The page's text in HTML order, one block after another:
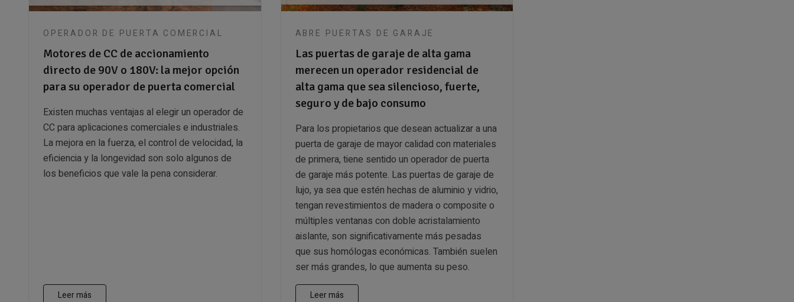
OPERADOR DE PUERTA COMERCIAL
Motores de CC de accionamiento
directo de 90V o 180V: la mejor opción
para su operador de puerta comercial
Existen muchas ventajas al elegir un operador de
CC para aplicaciones comerciales e industriales.
La mejora en la fuerza, el control de velocidad, la
eficiencia y la longevidad son solo algunos de
los beneficios que vale la pena considerar.
Leer más
ABRE PUERTAS DE GARAJE
Las puertas de garaje de alta gama
merecen un operador residencial de
alta gama que sea silencioso, fuerte,
seguro y de bajo consumo
Para los propietarios que desean actualizar a una
puerta de garaje de mayor calidad con materiales
de primera, tiene sentido un operador de puerta
de garaje más potente. Las puertas de garaje de
lujo, ya sea que estén hechas de aluminio y vidrio,
tengan revestimientos de madera o composite o
múltiples ventanas con doble acristalamiento
aislante, son significativamente más pesadas
que sus homólogas económicas. También suelen
ser más grandes, lo que aumenta su peso.
Leer más